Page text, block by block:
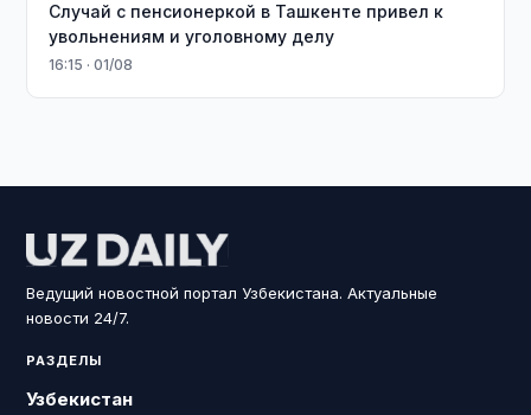
Случай с пенсионеркой в Ташкенте привел к
увольнениям и уголовному делу
16:15 · 01/08
Ведущий новостной портал Узбекистана. Актуальные
новости 24/7.
РАЗДЕЛЫ
Узбекистан